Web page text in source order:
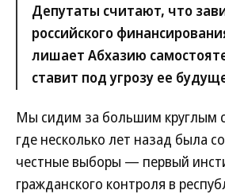
Депутаты считают, что
российского
лишает Абхазию
ставит под угрозу ее
Мы сидим за большим круглым
где несколько лет назад была
честные выборы — первый
гражданского контроля в